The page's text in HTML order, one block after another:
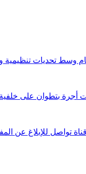
وسط تحديات
بتطوان على خلفية
تواصل للإبلاغ عن